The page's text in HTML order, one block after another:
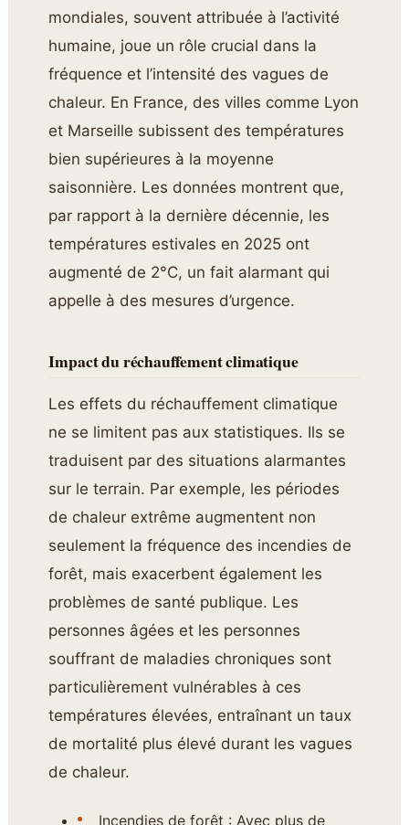
mondiales, souvent attribuée à l’activité
humaine, joue un rôle crucial dans la
fréquence et l’intensité des vagues de
chaleur. En France, des villes comme Lyon
et Marseille subissent des températures
bien supérieures à la moyenne
saisonnière. Les données montrent que,
par rapport à la dernière décennie, les
températures estivales en 2025 ont
augmenté de 2°C, un fait alarmant qui
appelle à des mesures d’urgence.
Impact du réchauffement climatique
Les effets du réchauffement climatique
ne se limitent pas aux statistiques. Ils se
traduisent par des situations alarmantes
sur le terrain. Par exemple, les périodes
de chaleur extrême augmentent non
seulement la fréquence des incendies de
forêt, mais exacerbent également les
problèmes de santé publique. Les
personnes âgées et les personnes
souffrant de maladies chroniques sont
particulièrement vulnérables à ces
températures élevées, entraînant un taux
de mortalité plus élevé durant les vagues
de chaleur.
Incendies de forêt : Avec plus de